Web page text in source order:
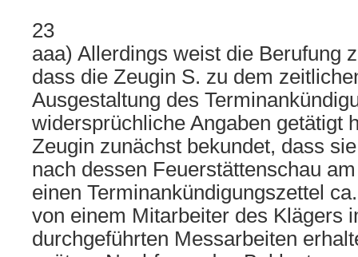
23
aaa) Allerdings weist die Berufung
dass die Zeugin S. zu dem
Ausgestaltung des
widersprüchliche Angaben getätigt
Zeugin zunächst bekundet, dass
nach dessen Feuerstättenschau
einen Terminankündigungszettel
von einem Mitarbeiter des Klägers
durchgeführten Messarbeiten